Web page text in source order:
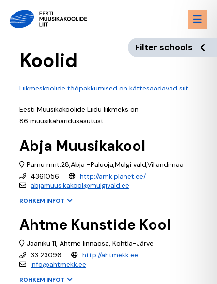
Koolid
Liikmeskoolide tööpakkumised on kättesaadavad siit.
Eesti Muusikakoolide Liidu liikmeks on
86 muusikaharidusasutust:
Abja Muusikakool
Pärnu mnt.28,Abja -Paluoja,Mulgi vald,Viljandimaa
4361056
http://amk.planet.ee/
abjamuusikakool@mulgivald.ee
ROHKEM INFOT
Ahtme Kunstide Kool
Jaaniku 11, Ahtme linnaosa, Kohtla-Järve
33 23096
http://ahtmekk.ee
info@ahtmekk.ee
ROHKEM INFOT
Filter schools